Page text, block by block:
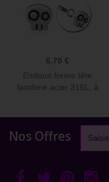
6,70 €
Embout forme tête
fantôme acier 316L, à
Nos Offres